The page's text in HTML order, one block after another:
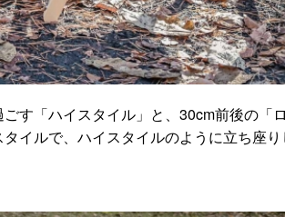
す「ハイスタイル」と、30cm前後の「
イルで、ハイスタイルのように立ち座り